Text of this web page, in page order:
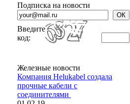
Подписка на новости
Введите
код:
Железные новости
Компания Helukabel создала
прочные кабели с
соединителями